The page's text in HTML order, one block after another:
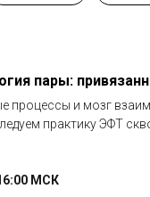
пары:
процессы и мозг
практику ЭФТ
МСК